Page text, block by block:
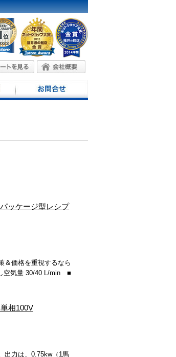
ッケージ型レシプ
＆価格を重視するなら
空気量 30/40 L/min ■
相100V
出力は、0.75kw（1馬